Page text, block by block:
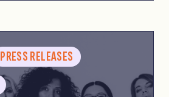
PRESS RELEASES